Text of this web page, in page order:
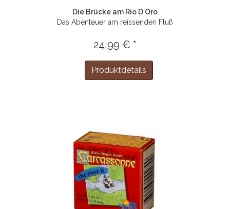
Die Brücke am Rio D´Oro
Das Abenteuer am reissenden Fluß
24,99 € *
Produktdetails